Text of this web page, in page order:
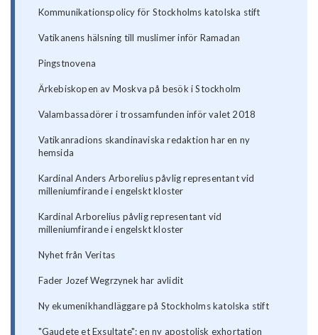
Kommunikationspolicy för Stockholms katolska stift
Vatikanens hälsning till muslimer inför Ramadan
Pingstnovena
Ärkebiskopen av Moskva på besök i Stockholm
Valambassadörer i trossamfunden inför valet 2018
Vatikanradions skandinaviska redaktion har en ny
hemsida
Kardinal Anders Arborelius påvlig representant vid
milleniumfirande i engelskt kloster
Kardinal Arborelius påvlig representant vid
milleniumfirande i engelskt kloster
Nyhet från Veritas
Fader Jozef Wegrzynek har avlidit
Ny ekumenikhandläggare på Stockholms katolska stift
"Gaudete et Exsultate": en ny apostolisk exhortation